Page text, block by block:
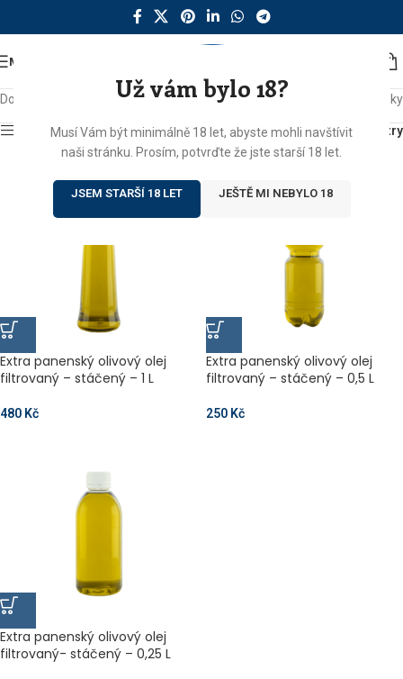
Už vám bylo 18?
Musí Vám být minimálně 18 let, abyste mohli navštívit
naši stránku. Prosím, potvrďte že jste starší 18 let.
JSEM STARŠÍ 18 LET JEŠTĚ MI NEBYLO 18
MENU
Domů Produkty se štítkem „olej“ Zobrazeny 3 výsledky
Zobrazit sidebar Filtry
Extra panenský olivový olej
filtrovaný – stáčený – 1 L
480 Kč
Extra panenský olivový olej
filtrovaný – stáčený – 0,5 L
250 Kč
Extra panenský olivový olej
filtrovaný- stáčený – 0,25 L